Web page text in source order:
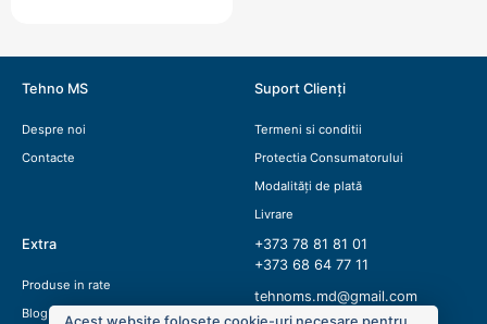
Tehno MS
Despre noi
Contacte
Suport Clienți
Termeni si conditii
Protectia Consumatorului
Modalități de plată
Livrare
Extra
Produse in rate
Blog
+373 78 81 81 01
+373 68 64 77 11
tehnoms.md@gmail.com